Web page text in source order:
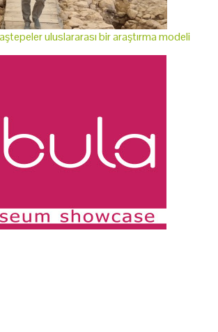
uluslararası bir araştırma modeli